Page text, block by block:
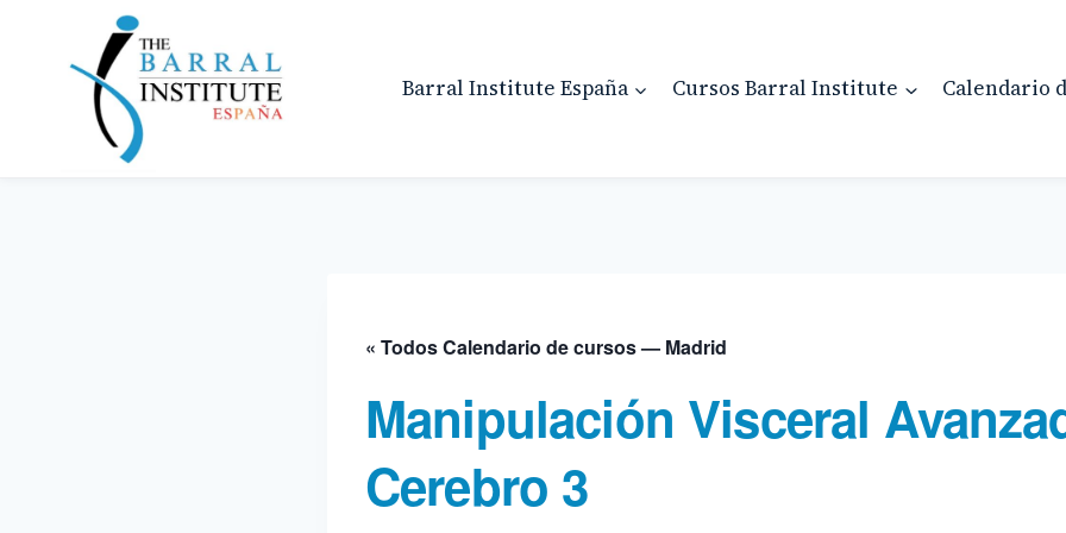
contenido
Barral Institute España Cursos Barral Institute Calendario
« Todos Calendario de cursos — Madrid
Manipulación Visceral
Cerebro 3